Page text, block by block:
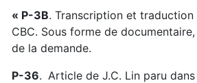
« P-3B. Transcription et traduction
CBC. Sous forme de
de la demande.
P-36. Article de J.C. Lin paru